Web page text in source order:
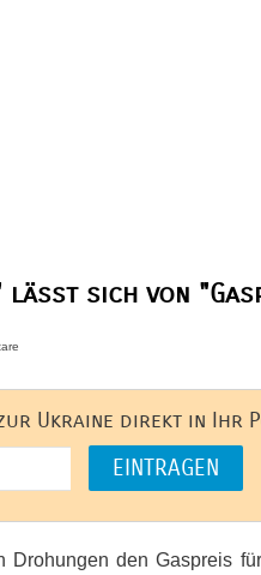
lässt sich von
Ukraine direkt in Ihr
Drohungen den Gaspreis